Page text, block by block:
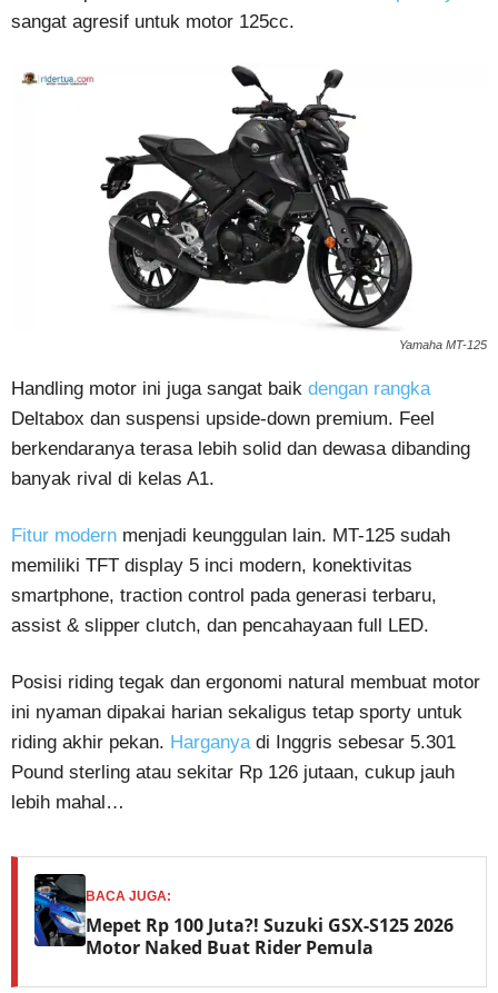
sangat agresif untuk motor 125cc.
Yamaha MT-125
Handling motor ini juga sangat baik dengan rangka
Deltabox dan suspensi upside-down premium. Feel
berkendaranya terasa lebih solid dan dewasa dibanding
banyak rival di kelas A1.
Fitur modern menjadi keunggulan lain. MT-125 sudah
memiliki TFT display 5 inci modern, konektivitas
smartphone, traction control pada generasi terbaru,
assist & slipper clutch, dan pencahayaan full LED.
Posisi riding tegak dan ergonomi natural membuat motor
ini nyaman dipakai harian sekaligus tetap sporty untuk
riding akhir pekan. Harganya di Inggris sebesar 5.301
Pound sterling atau sekitar Rp 126 jutaan, cukup jauh
lebih mahal…
BACA JUGA:
Mepet Rp 100 Juta?! Suzuki GSX-S125 2026
Motor Naked Buat Rider Pemula